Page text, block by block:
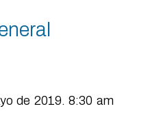
de 2019. 8:30 am